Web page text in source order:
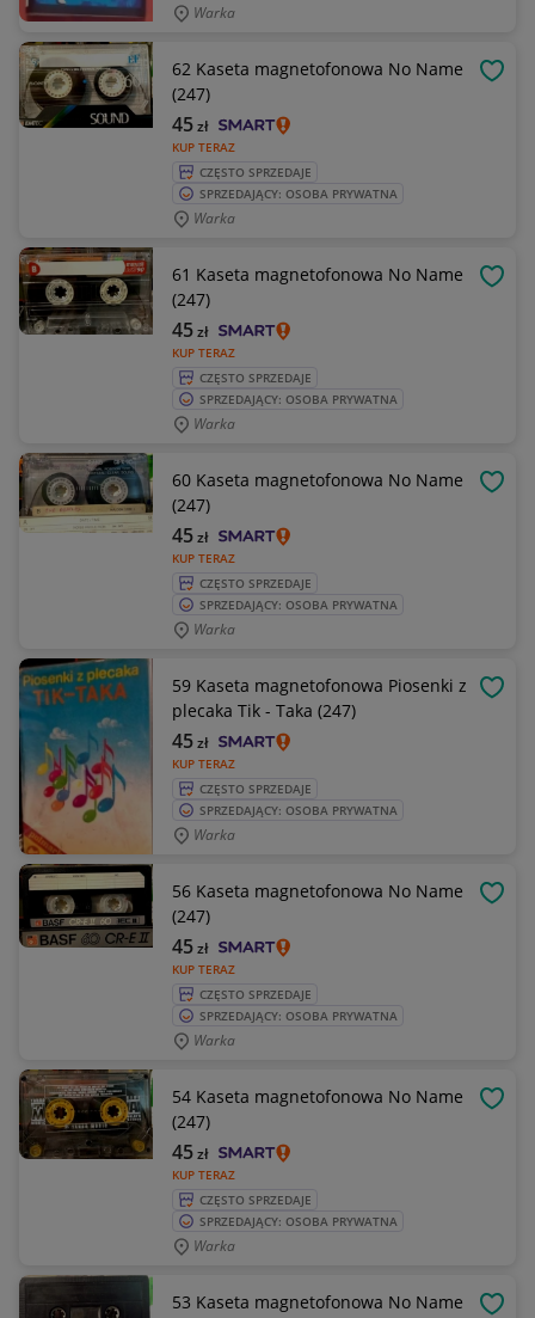
Warka
62 Kaseta magnetofonowa No Name
(247)
KUP TERAZ
45zł
CZĘSTO SPRZEDAJE
SPRZEDAJĄCY: OSOBA PRYWATNA
Warka
61 Kaseta magnetofonowa No Name
(247)
KUP TERAZ
45zł
CZĘSTO SPRZEDAJE
SPRZEDAJĄCY: OSOBA PRYWATNA
Warka
60 Kaseta magnetofonowa No Name
(247)
KUP TERAZ
45zł
CZĘSTO SPRZEDAJE
SPRZEDAJĄCY: OSOBA PRYWATNA
Warka
59 Kaseta magnetofonowa Piosenki z
plecaka Tik - Taka (247)
KUP TERAZ
45zł
CZĘSTO SPRZEDAJE
SPRZEDAJĄCY: OSOBA PRYWATNA
Warka
56 Kaseta magnetofonowa No Name
(247)
KUP TERAZ
45zł
CZĘSTO SPRZEDAJE
SPRZEDAJĄCY: OSOBA PRYWATNA
Warka
54 Kaseta magnetofonowa No Name
(247)
KUP TERAZ
45zł
CZĘSTO SPRZEDAJE
SPRZEDAJĄCY: OSOBA PRYWATNA
Warka
53 Kaseta magnetofonowa No Name